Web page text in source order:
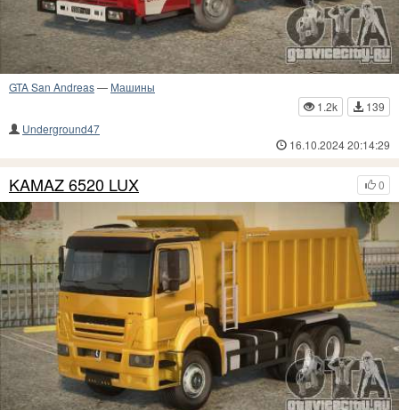
GTA San Andreas— Машины
1.2k
139
Underground47
16.10.2024 20:14:29
0
KAMAZ 6520 LUX